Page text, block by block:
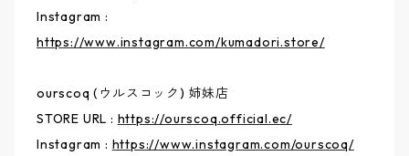
Instagram :
https://www.instagram.com/kumadori.store/
ourscoq (ウルスコック) 姉妹店
STORE URL : https://ourscoq.official.ec/
Instagram : https://www.instagram.com/ourscoq/